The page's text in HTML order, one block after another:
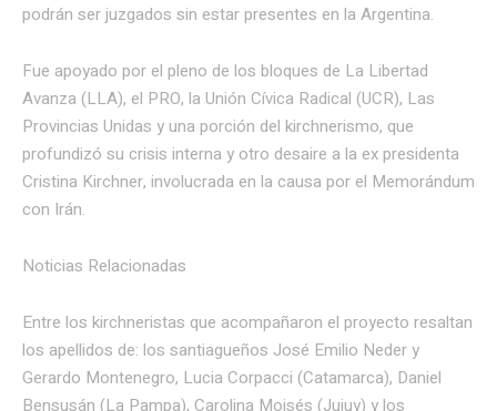
podrán ser juzgados sin estar presentes en la Argentina.
Fue apoyado por el pleno de los bloques de La Libertad
Avanza (LLA), el PRO, la Unión Cívica Radical (UCR), Las
Provincias Unidas y una porción del kirchnerismo, que
profundizó su crisis interna y otro desaire a la ex presidenta
Cristina Kirchner, involucrada en la causa por el Memorándum
con Irán.
Noticias Relacionadas
Entre los kirchneristas que acompañaron el proyecto resaltan
los apellidos de: los santiagueños José Emilio Neder y
Gerardo Montenegro, Lucia Corpacci (Catamarca), Daniel
Bensusán (La Pampa), Carolina Moisés (Jujuy) y los